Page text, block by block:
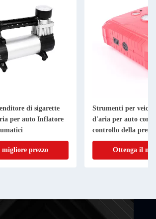
di sigarette
per auto Inflatore
prezzo
Strumenti per
d'aria per auto con
controllo della
Ottenga il